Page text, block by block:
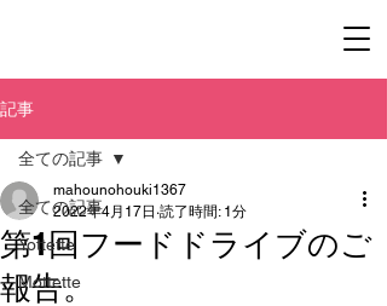
記事
全ての記事
Yottette
Mottette
全ての記事
第1回フードドライブのご
報告。
mahounohouki1367
2022年4月17日 読了時間: 1分